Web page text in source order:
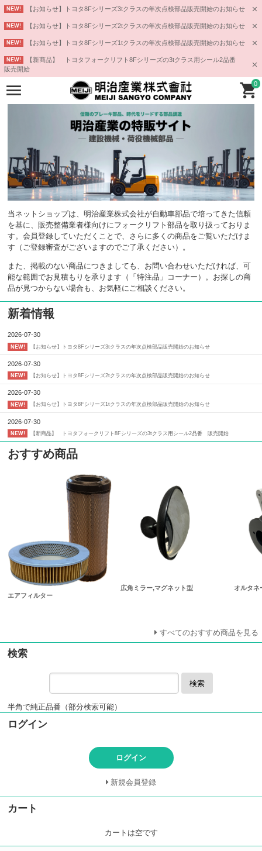
NEW! 【お知らせ】トヨタ8Fシリーズ3tクラスの年次点検部品販売開始のお知らせ
NEW! 【お知らせ】トヨタ8Fシリーズ2tクラスの年次点検部品販売開始のお知らせ
NEW! 【お知らせ】トヨタ8Fシリーズ1tクラスの年次点検部品販売開始のお知らせ
NEW!
【新商品】 トヨタフォークリフト8Fシリーズの3tクラス用シール2品番
販売開始
0
当ネットショップは、明治産業株式会社が自動車部品で培ってきた信頼
を基に、販売整備業者様向けにフォークリフト部品を取り扱っておりま
す。会員登録していただくことで、さらに多くの商品をご覧いただけま
す（ご登録審査がございますのでご了承ください）。
また、掲載のない商品につきましても、お問い合わせいただければ、可
能な範囲でお見積もりを承ります（「特注品」コーナー）。お探しの商
品が見つからない場合も、お気軽にご相談ください。
新着情報
2026-07-30
NEW! 【お知らせ】トヨタ8Fシリーズ3tクラスの年次点検部品販売開始のお知らせ
2026-07-30
NEW! 【お知らせ】トヨタ8Fシリーズ2tクラスの年次点検部品販売開始のお知らせ
2026-07-30
NEW! 【お知らせ】トヨタ8Fシリーズ1tクラスの年次点検部品販売開始のお知らせ
2026-07-30
NEW! 【新商品】 トヨタフォークリフト8Fシリーズの3tクラス用シール2品番 販売開始
おすすめ商品
エアフィルター
広角ミラー,マグネット型 オルタネ
すべてのおすすめ商品を見る
検索
検索
半角で純正品番（部分検索可能）
ログイン
ログイン
新規会員登録
カート
カートは空です